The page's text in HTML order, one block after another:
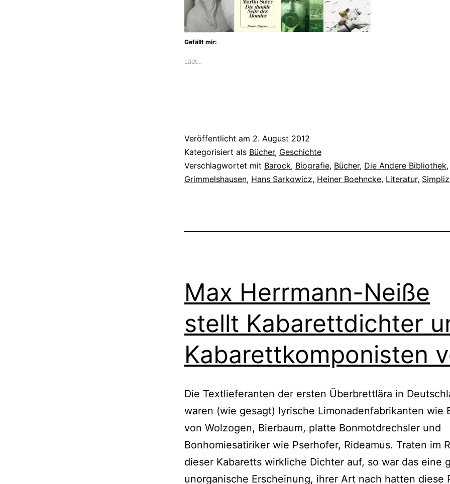
Gefällt mir:
Lädt…
Veröffentlicht am 2. August 2012
Kategorisiert als Bücher, Geschichte
Verschlagwortet mit Barock, Biografie, Bücher, Die Andere Bibliothek
Grimmelshausen, Hans Sarkowicz, Heiner Boehncke, Literatur,
Max Herrmann-Neiße
stellt Kabarettdichter
Kabarettkomponisten
Die Textlieferanten der ersten Überbrettlära in
waren (wie gesagt) lyrische Limonadenfabrikanten wie
von Wolzogen, Bierbaum, platte Bonmotdrechsler und
Bonhomiesatiriker wie Pserhofer, Rideamus. Traten im
dieser Kabaretts wirkliche Dichter auf, so war das eine
unorganische Erscheinung, ihrer Art nach hatten diese